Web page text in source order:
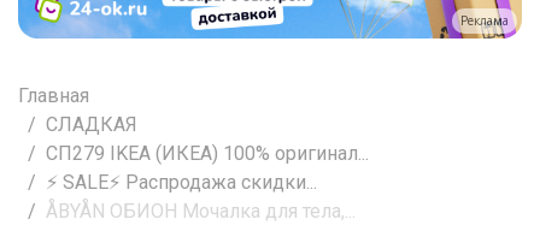
Реклама
Главная
СЛАДКАЯ
СП279 IKEA (ИКЕА) 100% оригинал...
⚡️ SALE⚡️ Распродажа скидки...
ÅBYÅN ОБИОН Мочалка для тела,...